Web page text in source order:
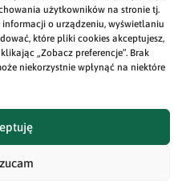
użytkowników na stronie tj.
o urządzeniu, wyświetlaniu
które pliki cookies akceptujesz,
„Zobacz preferencje”. Brak
niekorzystnie wpłynąć na niektóre